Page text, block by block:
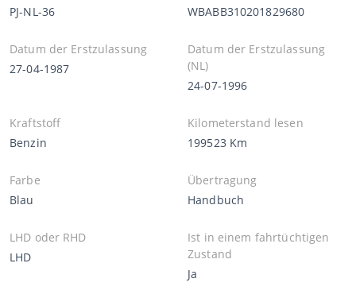
PJ-NL-36
WBABB310201829680
Datum der Erstzulassung
27-04-1987
Datum der Erstzulassung
(NL)
24-07-1996
Kraftstoff
Benzin
Kilometerstand lesen
199523 Km
Farbe
Blau
Übertragung
Handbuch
LHD oder RHD
LHD
Ist in einem fahrtüchtigen
Zustand
Ja